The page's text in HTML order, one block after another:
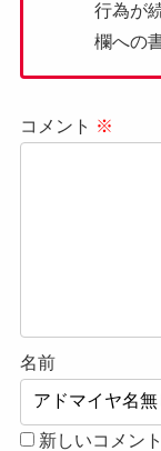
行為が
欄への
コメント ※
名前
新しいコメン